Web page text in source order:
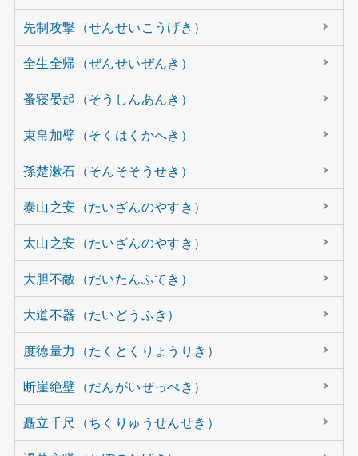
先制攻撃（せんせいこうげき）
全生全帰（ぜんせいぜんき）
蚤寝晏起（そうしんあんき）
束帛加璧（そくはくかへき）
孫楚漱石（そんそそうせき）
泰山之安（たいざんのやすき）
太山之安（たいざんのやすき）
大胆不敵（だいたんふてき）
大道不器（たいどうふき）
度徳量力（たくとくりょうりき）
断崖絶壁（だんがいぜっぺき）
矗立千尺（ちくりゅうせんせき）